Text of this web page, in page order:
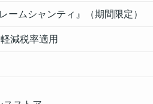
ームシャンティ』（期間限定）
減税率適用